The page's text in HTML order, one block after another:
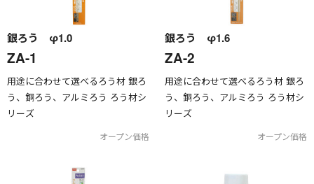
銀ろう φ1.0
ZA-1
用途に合わせて選べるろう材 銀ろ
う、銅ろう、アルミろう ろう材シ
リーズ
オープン価格
銀ろう φ1.6
ZA-2
用途に合わせて選べるろう材 銀ろ
う、銅ろう、アルミろう ろう材シ
リーズ
オープン価格